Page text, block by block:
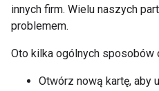
innych firm. Wielu naszych
problemem.
Oto kilka ogólnych sposobów
Otwórz nową kartę, aby